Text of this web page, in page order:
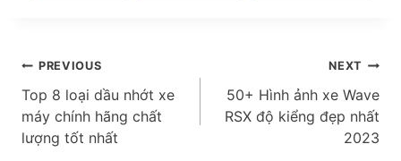
Điều
hướng
bài
PREVIOUS
Top 8 loại dầu nhớt xe
máy chính hãng chất
lượng tốt nhất
NEXT
50+ Hình ảnh xe Wave
RSX độ kiểng đẹp nhất
2023